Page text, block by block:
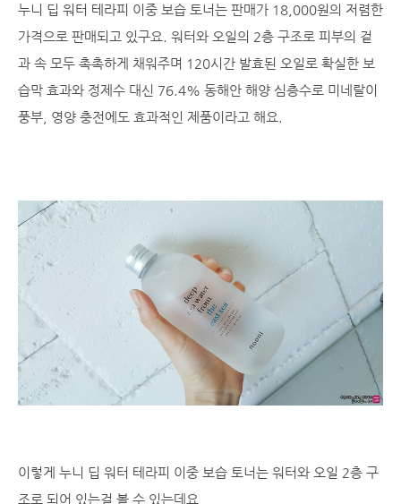
누니 딥 워터 테라피 이중 보습 토너는 판매가 18,000원의 저렴한
가격으로 판매되고 있구요. 워터와 오일의 2층 구조로 피부의 겉
과 속 모두 촉촉하게 채워주며 120시간 발효된 오일로 확실한 보
습막 효과와 정제수 대신 76.4% 동해안 해양 심층수로 미네랄이
풍부, 영양 충전에도 효과적인 제품이라고 해요.
이렇게 누니 딥 워터 테라피 이중 보습 토너는 워터와 오일 2층 구
조로 되어 있는걸 볼 수 있는데요,